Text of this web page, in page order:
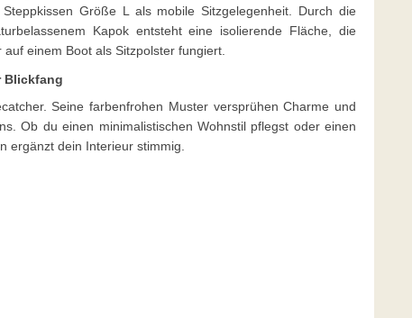
Größe L als mobile Sitzgelegenheit. Durch die
Kapok entsteht eine isolierende Fläche, die
einem Boot als Sitzpolster fungiert.
Blickfang
Seine farbenfrohen Muster versprühen Charme und
Ob du einen minimalistischen Wohnstil pflegst oder einen
ergänzt dein Interieur stimmig.